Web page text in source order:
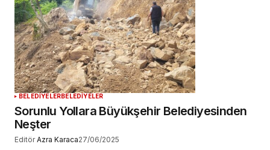
BELEDİYELERBELEDİYELER
Sorunlu Yollara Büyükşehir Belediyesinden
Neşter
Editör Azra Karaca27/06/2025